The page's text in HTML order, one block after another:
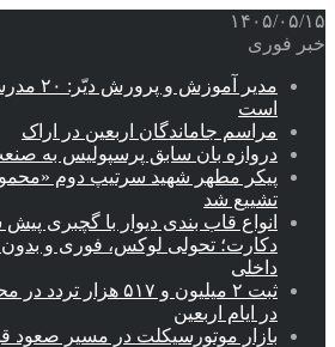
۱۴۰۵/۰۵/۱۵
خبر فوری
مدیر
است
مراسم جاماندگان اربعین در اراک
دروازه بان سابق پرسپولیس به
پیکر مطهر شهید سرتیپ دوم «محمود
تشییع شد
انواع قاب بندی دیوار با گچبری
دکارت؛ تحولی لوکس، فوری و
داخلی
ثبت ۲ میلیون و ۵۱۷
در ایام اربعین
بازار موتورسیکلت در مسیر صعود